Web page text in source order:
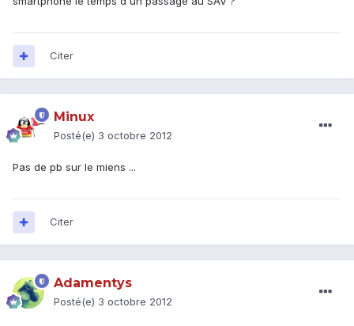
Citer
Minux
Posté(e) 3 octobre 2012
Pas de pb sur le miens ...
Citer
Adamentys
Posté(e) 3 octobre 2012